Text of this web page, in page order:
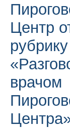
Центр
рубрику
врачом